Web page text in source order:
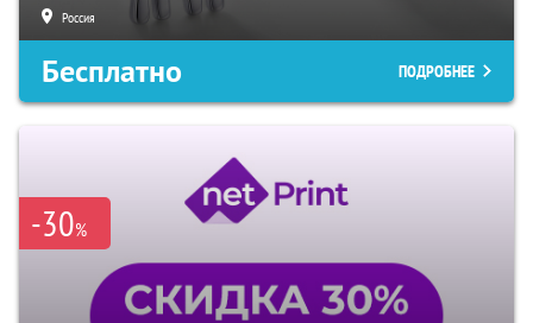
Россия
Бесплатно ПОДРОБНЕЕ
-30%